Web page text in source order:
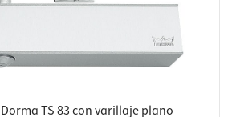
TS 83 con varillaje plano